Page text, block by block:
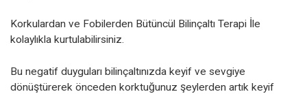
Korkulardan ve Fobilerden Bütüncül Bilinçaltı Terapi İle
kolaylıkla kurtulabilirsiniz.
Bu negatif duyguları bilinçaltınızda keyif ve sevgiye
dönüştürerek önceden korktuğunuz şeylerden artık keyif